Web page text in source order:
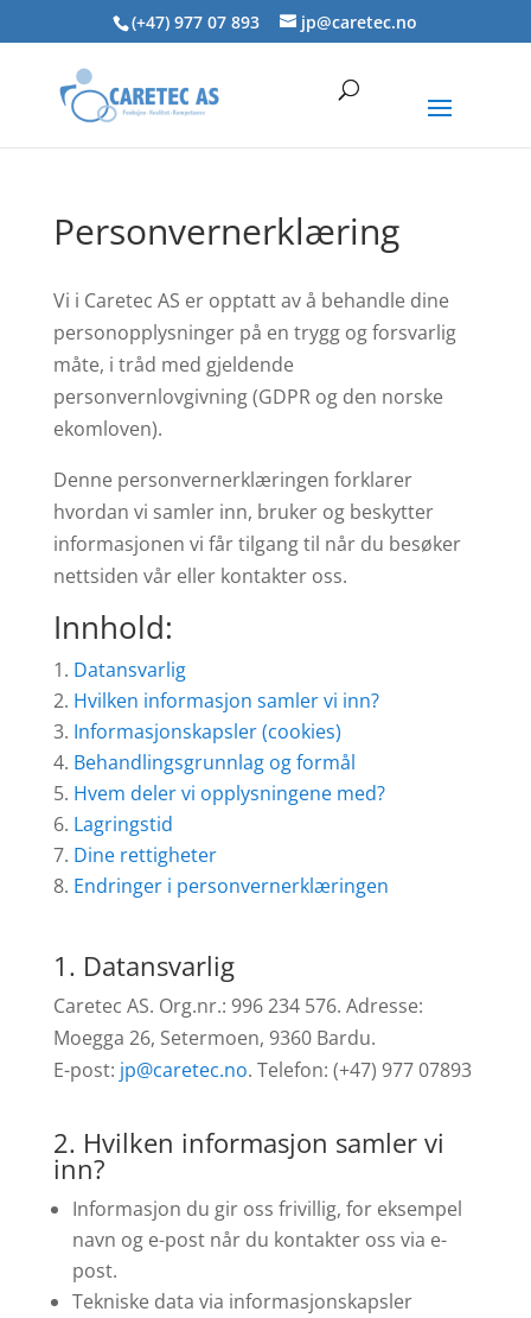
(+47) 977 07 893 jp@caretec.no
Personvernerklæring
Vi i Caretec AS er opptatt av å behandle dine
personopplysninger på en trygg og forsvarlig
måte, i tråd med gjeldende
personvernlovgivning (GDPR og den norske
ekomloven).
Denne personvernerklæringen forklarer
hvordan vi samler inn, bruker og beskytter
informasjonen vi får tilgang til når du besøker
nettsiden vår eller kontakter oss.
Innhold:
Datansvarlig
Hvilken informasjon samler vi inn?
Informasjonskapsler (cookies)
Behandlingsgrunnlag og formål
Hvem deler vi opplysningene med?
Lagringstid
Dine rettigheter
Endringer i personvernerklæringen
1. Datansvarlig
Caretec AS. Org.nr.: 996 234 576. Adresse:
Moegga 26, Setermoen, 9360 Bardu.
E-post: jp@caretec.no. Telefon: (+47) 977 07893
2. Hvilken informasjon samler vi
inn?
Informasjon du gir oss frivillig, for eksempel
navn og e-post når du kontakter oss via e-
post.
Tekniske data via informasjonskapsler